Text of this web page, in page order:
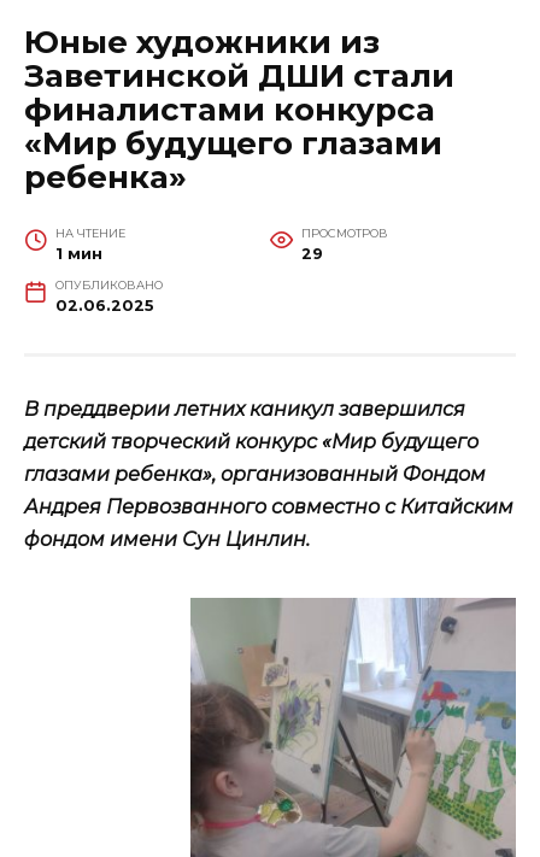
Юные художники из
Заветинской ДШИ стали
финалистами конкурса
«Мир будущего глазами
ребенка»
НА ЧТЕНИЕ
1 мин
ПРОСМОТРОВ
29
ОПУБЛИКОВАНО
02.06.2025
В преддверии летних каникул завершился
детский творческий конкурс «Мир будущего
глазами ребенка», организованный Фондом
Андрея Первозванного совместно с Китайским
фондом имени Сун Цинлин.